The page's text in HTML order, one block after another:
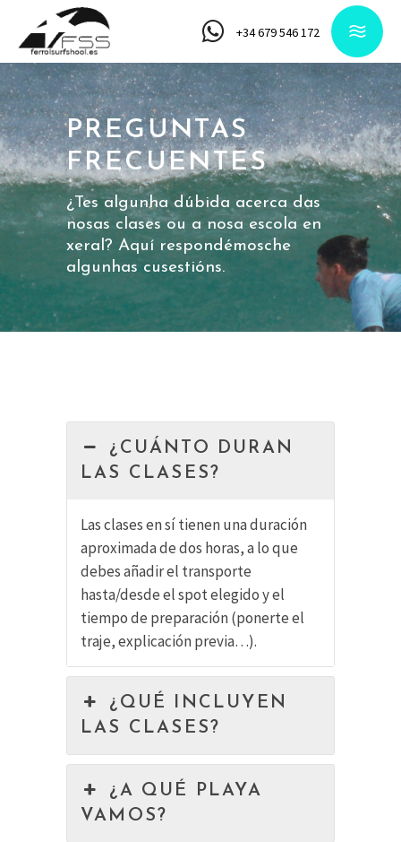
+34 679 546 172
PREGUNTAS
FRECUENTES
¿Tes algunha dúbida acerca das
nosas clases ou a nosa escola en
xeral? Aquí respondémosche
algunhas cusestións.
¿CUÁNTO DURAN
LAS CLASES?
Las clases en sí tienen una duración
aproximada de dos horas, a lo que
debes añadir el transporte
hasta/desde el spot elegido y el
tiempo de preparación (ponerte el
traje, explicación previa…).
¿QUÉ INCLUYEN
LAS CLASES?
¿A QUÉ PLAYA
VAMOS?